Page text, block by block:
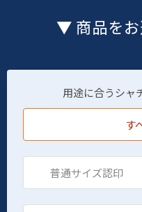
▼ 商品を
用途に合うシャ
す
普通サイズ認印